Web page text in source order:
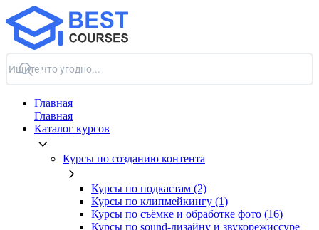
Главная
Главная
Каталог курсов
Курсы по созданию контента
Курсы по подкастам (2)
Курсы по клипмейкингу (1)
Курсы по съёмке и обработке фото (16)
Курсы по sound-дизайну и звукорежиссуре